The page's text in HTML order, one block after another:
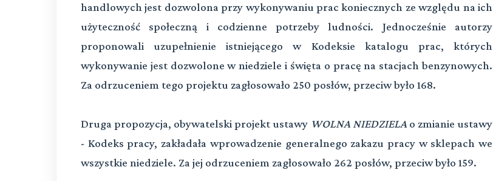
handlowych jest dozwolona przy wykonywaniu prac koniecznych ze względu na ich
użyteczność społeczną i codzienne potrzeby ludności. Jednocześnie autorzy
proponowali uzupełnienie istniejącego w Kodeksie katalogu prac, których
wykonywanie jest dozwolone w niedziele i święta o pracę na stacjach benzynowych.
Za odrzuceniem tego projektu zagłosowało 250 posłów, przeciw było 168.
Druga propozycja, obywatelski projekt ustawy WOLNA NIEDZIELAo zmianie ustawy
- Kodeks pracy, zakładała wprowadzenie generalnego zakazu pracy w sklepach we
wszystkie niedziele. Za jej odrzuceniem zagłosowało 262 posłów, przeciw było 159.